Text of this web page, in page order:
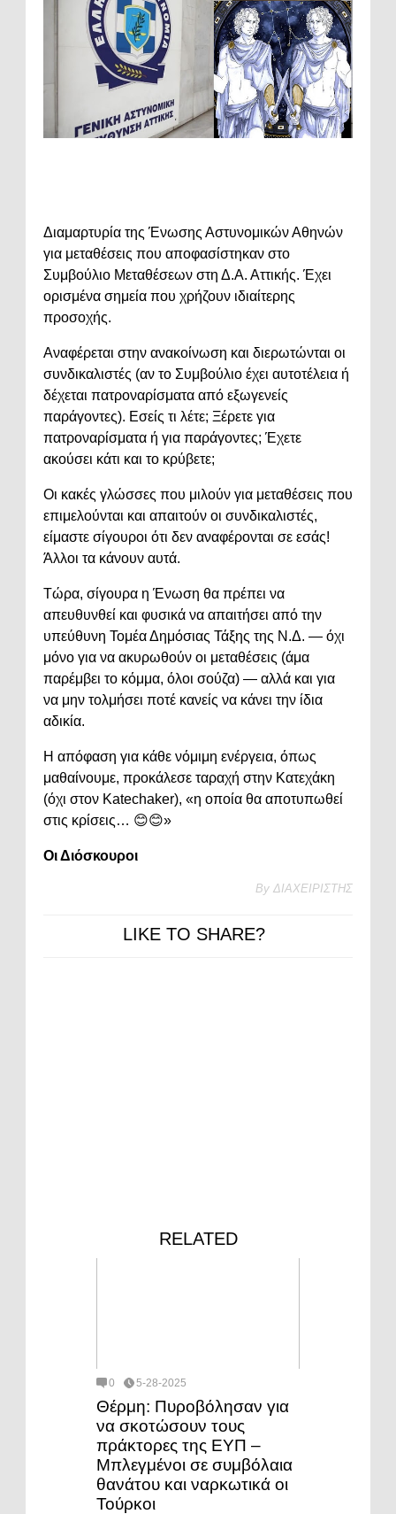
Διαμαρτυρία της Ένωσης Αστυνομικών Αθηνών
για μεταθέσεις που αποφασίστηκαν στο
Συμβούλιο Μεταθέσεων στη Δ.Α. Αττικής. Έχει
ορισμένα σημεία που χρήζουν ιδιαίτερης
προσοχής.
Αναφέρεται στην ανακοίνωση και διερωτώνται οι
συνδικαλιστές (αν το Συμβούλιο έχει αυτοτέλεια ή
δέχεται πατροναρίσματα από εξωγενείς
παράγοντες). Εσείς τι λέτε; Ξέρετε για
πατροναρίσματα ή για παράγοντες; Έχετε
ακούσει κάτι και το κρύβετε;
Οι κακές γλώσσες που μιλούν για μεταθέσεις που
επιμελούνται και απαιτούν οι συνδικαλιστές,
είμαστε σίγουροι ότι δεν αναφέρονται σε εσάς!
Άλλοι τα κάνουν αυτά.
Τώρα, σίγουρα η Ένωση θα πρέπει να
απευθυνθεί και φυσικά να απαιτήσει από την
υπεύθυνη Τομέα Δημόσιας Τάξης της Ν.Δ. — όχι
μόνο για να ακυρωθούν οι μεταθέσεις (άμα
παρέμβει το κόμμα, όλοι σούζα) — αλλά και για
να μην τολμήσει ποτέ κανείς να κάνει την ίδια
αδικία.
Η απόφαση για κάθε νόμιμη ενέργεια, όπως
μαθαίνουμε, προκάλεσε ταραχή στην Κατεχάκη
(όχι στον Katechaker), «η οποία θα αποτυπωθεί
στις κρίσεις… 😊😊»
Οι Διόσκουροι
By ΔΙΑΧΕΙΡΙΣΤΗΣ
LIKE TO SHARE?
RELATED
0 5-28-2025
Θέρμη: Πυροβόλησαν για
να σκοτώσουν τους
πράκτορες της ΕΥΠ –
Μπλεγμένοι σε συμβόλαια
θανάτου και ναρκωτικά οι
Τούρκοι